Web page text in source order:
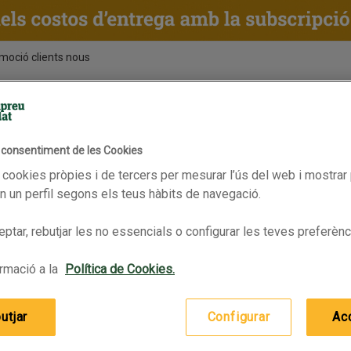
clients nous
fins 07/10/2024
de les Cookies
pròpies i de tercers per mesurar l’ús del web i
un perfil segons els teus hàbits de navegació.
rebutjar les no essencials o configurar les teves
a la Política de Cookies.
Configurar